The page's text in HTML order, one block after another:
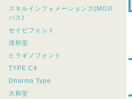
スキルインフォメーションズ(MOJI
パス)
セイビフォント
清和堂
ヒラギノフォント
TYPE C4
Dharma Type
大和堂